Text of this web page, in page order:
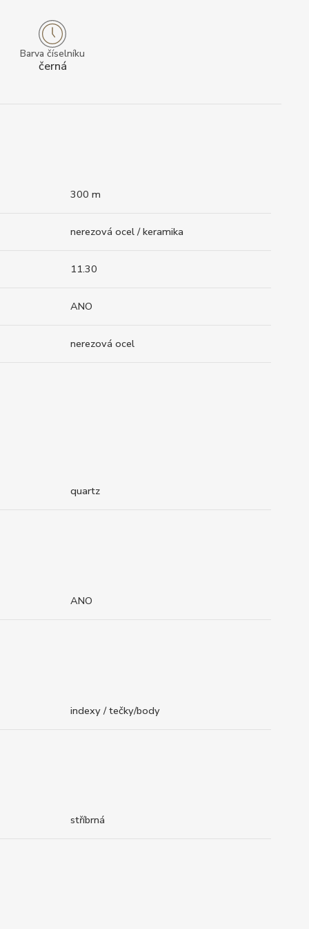
Barva číselníku
černá
300 m
nerezová ocel / keramika
11.30
ANO
nerezová ocel
quartz
ANO
indexy / tečky/body
stříbrná